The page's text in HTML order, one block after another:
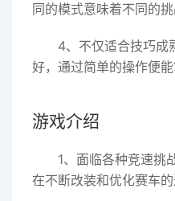
同的模式意味着不同的挑
4、不仅适合技巧成
好，通过简单的操作便能
游戏介绍
1、面临各种竞速挑
在不断改装和优化赛车的